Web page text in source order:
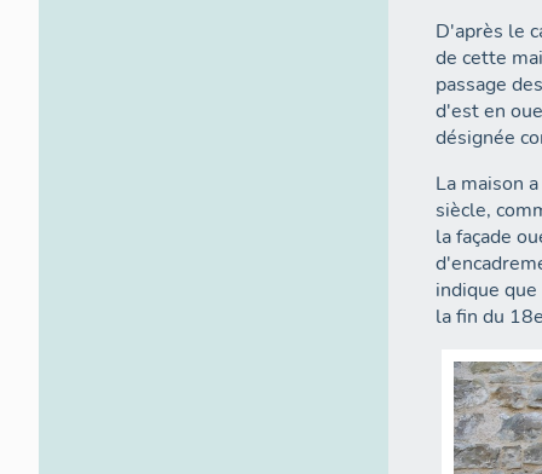
D'après le
de cette
passage
d'est en
désignée
La maison
siècle,
la façade
indique
la fin du